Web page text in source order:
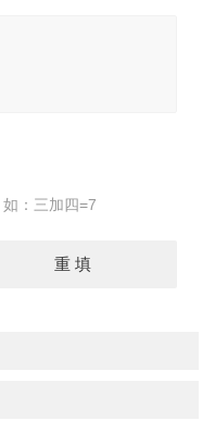
：三加四=7